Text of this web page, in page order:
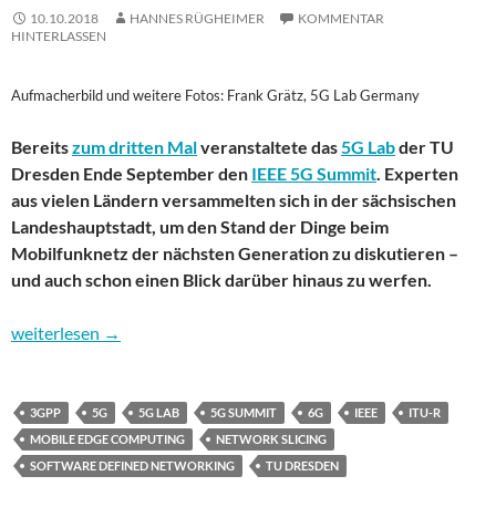
10.10.2018 HANNES RÜGHEIMER
KOMMENTAR
HINTERLASSEN
Aufmacherbild und weitere Fotos: Frank Grätz, 5G Lab Germany
Bereitszum dritten Malveranstaltete das5G Labder TU
Dresden Ende September den IEEE 5G Summit. Experten
aus vielen Ländern versammelten sich in der sächsischen
Landeshauptstadt, um den Stand der Dinge beim
Mobilfunknetz der nächsten Generation zu diskutieren –
und auch schon einen Blick darüber hinaus zu werfen.
Auf der Zielgeraden zu 5G – so geht es weiter mit dem
weiterlesen →
3GPP 5G 5G LAB 5G SUMMIT 6G IEEE
ITU-R
MOBILE EDGE COMPUTING
NETWORK SLICING
SOFTWARE DEFINED NETWORKING
TU DRESDEN